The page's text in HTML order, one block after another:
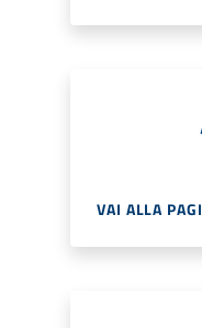
VAI ALLA